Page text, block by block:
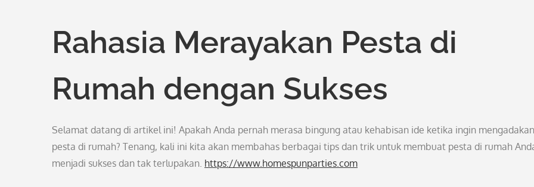
Rahasia Merayakan Pesta di
Rumah dengan Sukses
Selamat datang di artikel ini! Apakah Anda pernah merasa bingung atau kehabisan ide ketika ingin mengadakan
pesta di rumah? Tenang, kali ini kita akan membahas berbagai tips dan trik untuk membuat pesta di rumah
menjadi sukses dan tak terlupakan. https://www.homespunparties.com